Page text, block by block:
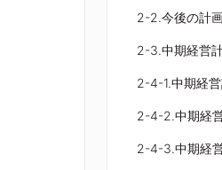
2-2.今後の計
2-3.中期経営
2-4-1.中期経
2-4-2.中期経
2-4-3.中期経